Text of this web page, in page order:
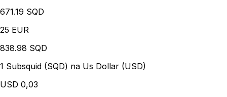
671.19 SQD
25 EUR
838.98 SQD
1 Subsquid (SQD) na Us Dollar (USD)
USD 0,03